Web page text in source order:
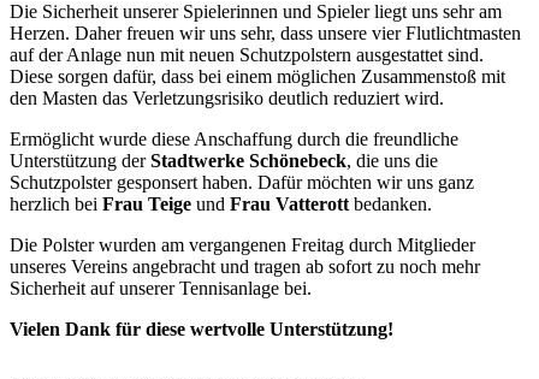
Die Sicherheit unserer Spielerinnen und Spieler liegt uns sehr am
Herzen. Daher freuen wir uns sehr, dass unsere vier Flutlichtmasten
auf der Anlage nun mit neuen Schutzpolstern ausgestattet sind.
Diese sorgen dafür, dass bei einem möglichen Zusammenstoß mit
den Masten das Verletzungsrisiko deutlich reduziert wird.
Ermöglicht wurde diese Anschaffung durch die freundliche
Unterstützung derStadtwerke Schönebeck, die uns die
Schutzpolster gesponsert haben. Dafür möchten wir uns ganz
herzlich bei Frau Teige und Frau Vatterott bedanken.
Die Polster wurden am vergangenen Freitag durch Mitglieder
unseres Vereins angebracht und tragen ab sofort zu noch mehr
Sicherheit auf unserer Tennisanlage bei.
Vielen Dank für diese wertvolle Unterstützung!